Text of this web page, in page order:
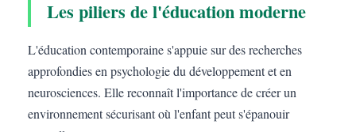
Les piliers de l'éducation moderne
L'éducation contemporaine s'appuie sur des recherches
approfondies en psychologie du développement et en
neurosciences. Elle reconnaît l'importance de créer un
environnement sécurisant où l'enfant peut s'épanouir